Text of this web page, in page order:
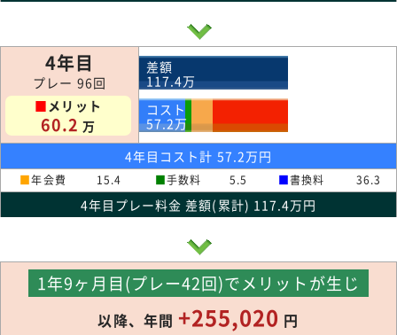
4年目
プレー 96回
■メリット
60.2 万
差額
117.4万
コスト
57.2万
4年目コスト計 57.2万円
■年会費 15.4 ■手数料 5.5 ■書換料 36.3
4年目プレー料金 差額(累計) 117.4万円
1年9ヶ月目(プレー42回)でメリットが生じ
以降、年間 +255,020 円